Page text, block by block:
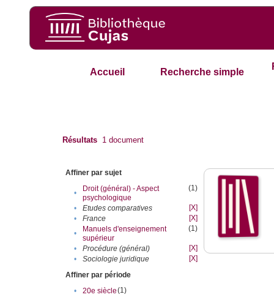
Accueil Recherche simple
Résultats 1 document
Affiner par sujet
•
Droit (général) - Aspect
psychologique
(1)
• Etudes comparatives
[X]
•
France
[X]
•
Manuels d'enseignement
supérieur
(1)
• Procédure (général)
[X]
•
Sociologie juridique
[X]
Affiner par période
•
20e siècle(1)